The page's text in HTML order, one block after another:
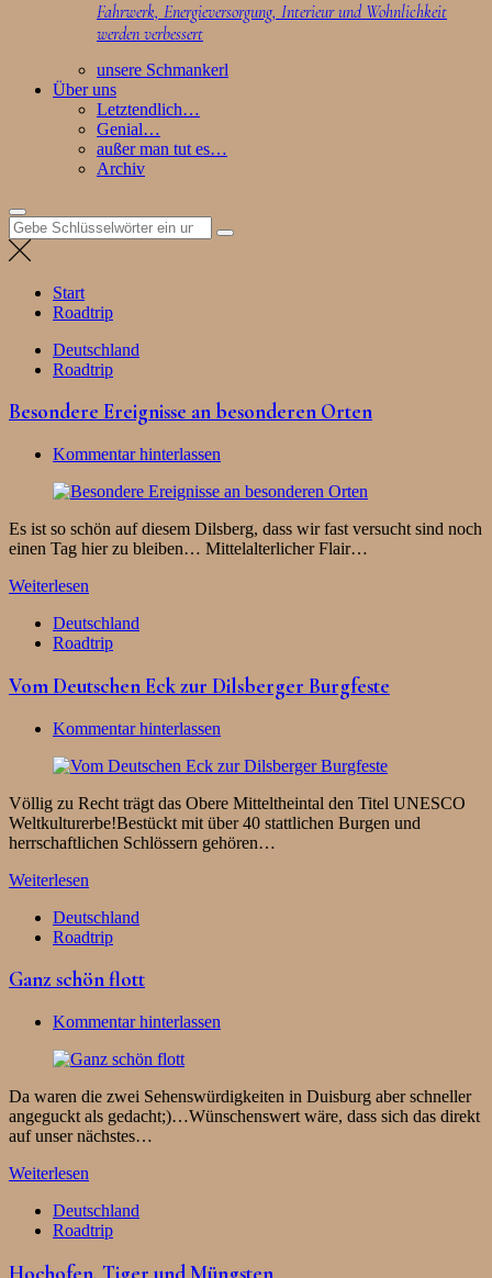
Fahrwerk, Energieversorgung, Interieur und Wohnlichkeit
werden verbessert
unsere Schmankerl
Über uns
Letztendlich…
Genial…
außer man tut es…
Archiv
Suchen
nach:
Start
Roadtrip
Deutschland
Roadtrip
Besondere Ereignisse an besonderen Orten
Kommentar hinterlassen
Es ist so schön auf diesem Dilsberg, dass wir fast versucht sind noch
einen Tag hier zu bleiben… Mittelalterlicher Flair…
Weiterlesen
Deutschland
Roadtrip
Vom Deutschen Eck zur Dilsberger Burgfeste
Kommentar hinterlassen
Völlig zu Recht trägt das Obere Mitteltheintal den Titel UNESCO
Weltkulturerbe!Bestückt mit über 40 stattlichen Burgen und
herrschaftlichen Schlössern gehören…
Weiterlesen
Deutschland
Roadtrip
Ganz schön flott
Kommentar hinterlassen
Da waren die zwei Sehenswürdigkeiten in Duisburg aber schneller
angeguckt als gedacht;)…Wünschenswert wäre, dass sich das direkt
auf unser nächstes…
Weiterlesen
Deutschland
Roadtrip